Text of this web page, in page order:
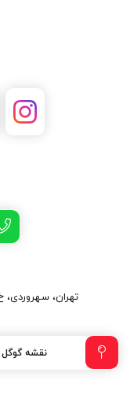
تهران، سهروردی،
نقشه گوگل